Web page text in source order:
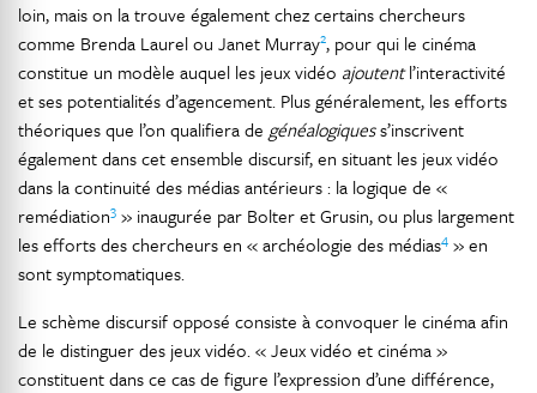
loin, mais on la trouve également chez certains chercheurs
comme Brenda Laurel ou Janet Murray2, pour qui le cinéma
constitue un modèle auquel les jeux vidéo ajoutentl’interactivité
et ses potentialités d’agencement. Plus généralement, les efforts
théoriques que l’on qualifiera de généalogiquess’inscrivent
également dans cet ensemble discursif, en situant les jeux vidéo
dans la continuité des médias antérieurs : la logique de «
remédiation3 » inaugurée par Bolter et Grusin, ou plus largement
les efforts des chercheurs en « archéologie des médias4 » en
sont symptomatiques.
Le schème discursif opposé consiste à convoquer le cinéma afin
de le distinguer des jeux vidéo. « Jeux vidéo et cinéma »
constituent dans ce cas de figure l’expression d’une différence,